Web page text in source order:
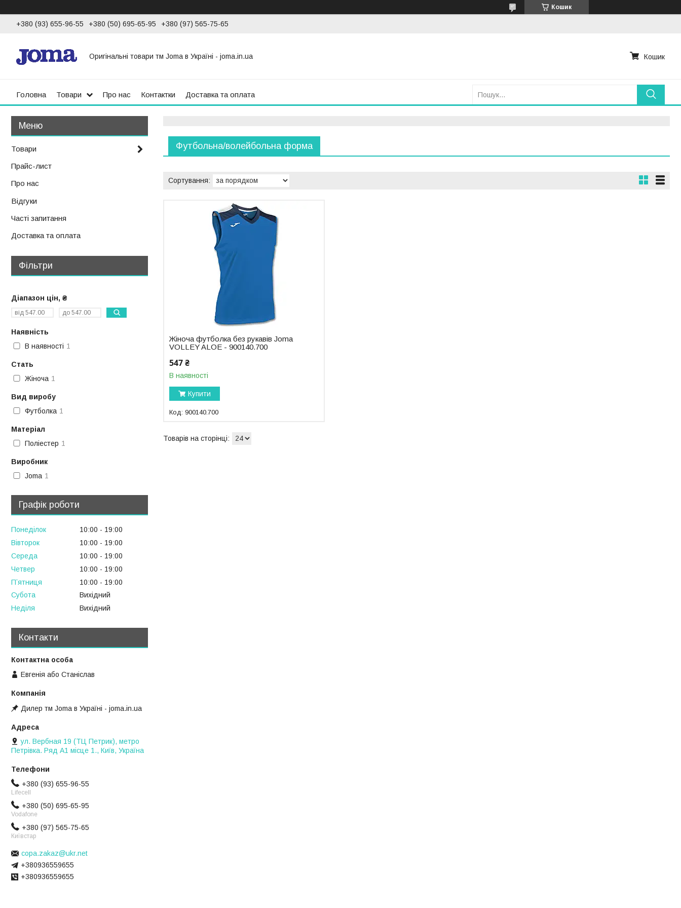
Кошик
+380 (93) 655-96-55 +380 (50) 695-65-95 +380 (97) 565-75-65
Оригінальні товари тм Joma в Україні - joma.in.ua Кошик
Головна Товари Про нас Контактки Доставка та оплата
Футбольна/волейбольна форма
Жіноча футболка без рукавів Joma
VOLLEY ALOE - 900140.700
547 ₴
В наявності
Купити
900140.700
Товари
Прайс-лист
Про нас
Відгуки
Часті запитання
Доставка та оплата
Фільтри
Діапазон цін, ₴
Наявність
В наявності 1
Стать
Жіноча 1
Вид виробу
Футболка 1
Матеріал
Поліестер 1
Виробник
Joma 1
Графік роботи
Понеділок 10:00
19:00
Вівторок
10:00
19:00
Середа
10:00
19:00
Четвер
10:00
19:00
Пʼятниця
10:00
19:00
Субота
Вихідний
Неділя
Вихідний
Контакти
Евгенія або Станіслав
Дилер тм Joma в Україні - joma.in.ua
ул. Вербная 19 (ТЦ Петрик), метро
Петрівка. Ряд А1 місце 1., Київ, Україна
+380 (93) 655-96-55
Lifecell
+380 (50) 695-65-95
Vodafone
+380 (97) 565-75-65
Київстар
copa.zakaz@ukr.net
+380936559655
+380936559655